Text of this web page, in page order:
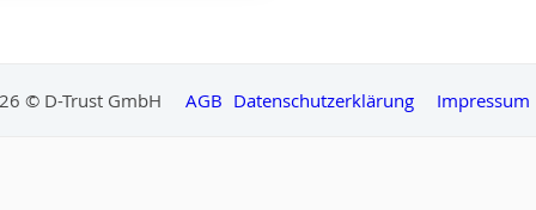
© D-Trust GmbH AGB Datenschutzerklärung Impressum